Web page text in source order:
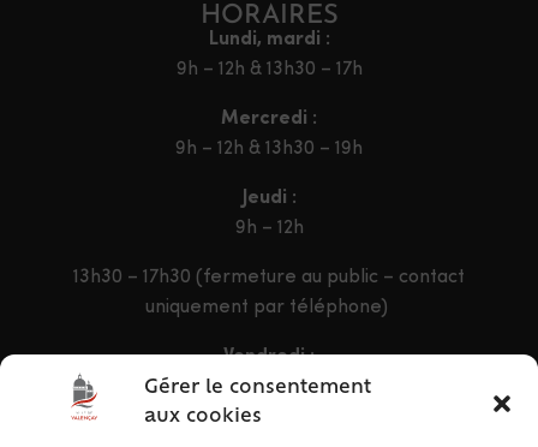
Gérer le consentement
aux cookies
HORAIRES
Lundi, mardi :
9h – 12h & 13h30 – 17h
Mercredi :
9h – 12h & 13h30 – 19h
Jeudi :
9h – 12h
13h30 – 17h30 (fermeture au public – contact
uniquement par téléphone)
Vendredi :
9h – 12h & 13h30 – 16h30